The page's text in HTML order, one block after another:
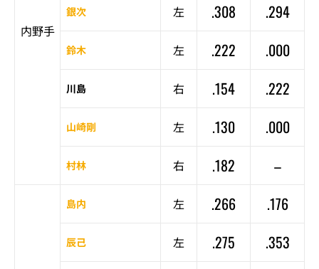
内野手
銀次 左 .308 .294
鈴木 左 .222 .000
川島 右 .154 .222
山崎剛 左 .130 .000
村林 右 .182 –
島内 左 .266 .176
辰己 左 .275 .353